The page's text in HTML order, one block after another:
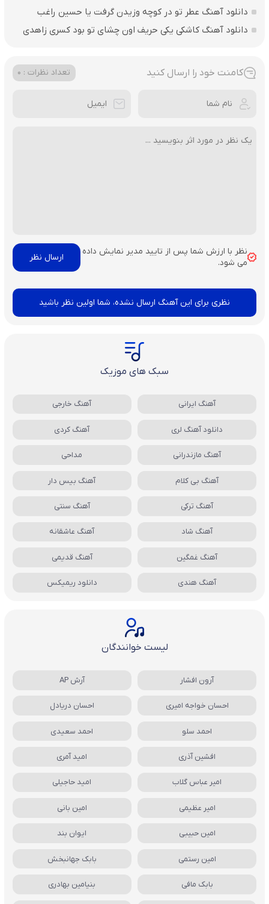
دانلود آهنگ عطر تو در کوچه وزیدن گرفت یا حسین راغب
دانلود آهنگ کاشکی یکی حریف اون چشای تو بود کسری زاهدی
کامنت خود را ارسال کنید تعداد نظرات : 0
نظر با ارزش شما پس از تایید مدیر نمایش داده
می شود.
نظری برای این آهنگ ارسال نشده، شما اولین نظر باشید
سبک های موزیک
آهنگ ایرانی آهنگ خارجی
دانلود آهنگ لری آهنگ کردی
آهنگ مازندرانی مداحی
آهنگ بی کلام آهنگ بیس دار
آهنگ ترکی آهنگ سنتی
آهنگ شاد آهنگ عاشقانه
آهنگ غمگین آهنگ قدیمی
آهنگ هندی دانلود ریمیکس
لیست خوانندگان
آرون افشار آرش AP
احسان خواجه امیری احسان دریادل
احمد سلو احمد سعیدی
افشین آذری امید آمری
امیر عباس گلاب امید حاجیلی
امیر عظیمی امین بانی
امین حبیبی ایوان بند
امین رستمی بابک جهانبخش
بابک مافی بنیامین بهادری